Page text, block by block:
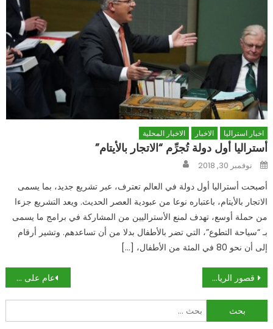
اخبار استراليا الاخبار الاخبار المحلية
أستراليا أول دولة تُجرِّم “الاتجار بالأيتام”
Posted
onنوفمبر 30, 2018
أصبحت أستراليا أول دولة في العالم تعترف، عبر تشريع جديد، بما يسمى
الاتجار بالأيتام، باعتباره نوعا من عبودية العصر الحديث. ويعد التشريع جزءا
من حملة أوسع، تهدف لمنع الأستراليين من المشاركة في برامج ما يسمى
بـ “سياحة التطوع”، التي تضر بالأطفال بدلا من أن تساعدهم. وتشير أرقام
إلى أن نحو 80 في المئة من الأطفال، […]
تصفّح
المقالات
عام على «حراك تشرين»: كأن شيئاً لم يحدث! قصور الرياض وأبو ظبي ستطير قريبا.. ميدل إيست: المزاج بينهما قاتم ولهذا السبب ظهر بندر قبل أن تدق الساعة
البحث
عن: